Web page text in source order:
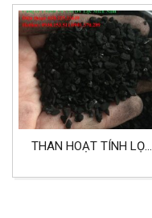
THAN HOẠT TÍNH LỌC
VÀ HÓA CHẤT